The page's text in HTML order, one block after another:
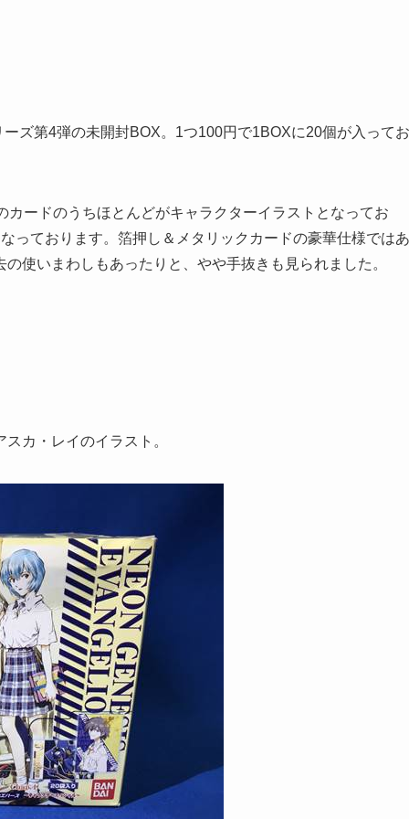
ズ第4弾の未開封BOX。1つ100円で1BOXに20個が入ってお
ードのうちほとんどがキャラクターイラストとなってお
っております。箔押し＆メタリックカードの豪華仕様ではあ
使いまわしもあったりと、やや手抜きも見られました。
カ・レイのイラスト。